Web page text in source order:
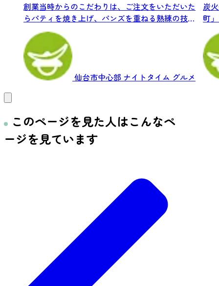
創業当時からのこだわりは、ご注文をいただいた
らパティを焼き上げ、パンズを重ねる熟練の技
で、作り...
仙台市中心部 ナイトタイム グルメ
炭
町
このページを見た人はこんなペ
ージを見ています